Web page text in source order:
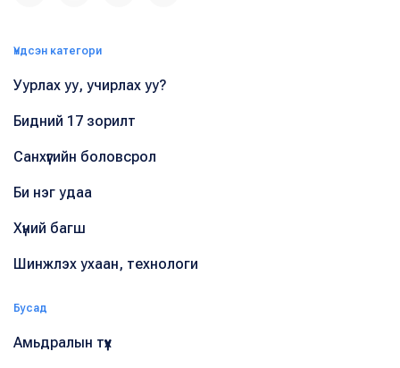
Үндсэн категори
Уурлах уу, учирлах уу?
Бидний 17 зорилт
Санхүүгийн боловсрол
Би нэг удаа
Хүний багш
Шинжлэх ухаан, технологи
Бусад
Амьдралын түүх